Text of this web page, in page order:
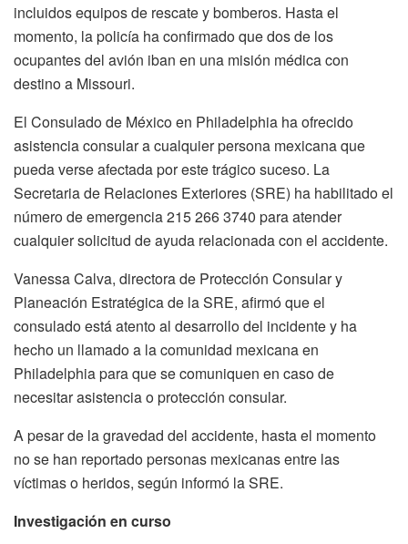
incluidos equipos de rescate y bomberos. Hasta el
momento, la policía ha confirmado que dos de los
ocupantes del avión iban en una misión médica con
destino a Missouri.
El Consulado de México en Philadelphia ha ofrecido
asistencia consular a cualquier persona mexicana que
pueda verse afectada por este trágico suceso. La
Secretaria de Relaciones Exteriores (SRE) ha habilitado el
número de emergencia 215 266 3740 para atender
cualquier solicitud de ayuda relacionada con el accidente.
Vanessa Calva, directora de Protección Consular y
Planeación Estratégica de la SRE, afirmó que el
consulado está atento al desarrollo del incidente y ha
hecho un llamado a la comunidad mexicana en
Philadelphia para que se comuniquen en caso de
necesitar asistencia o protección consular.
A pesar de la gravedad del accidente, hasta el momento
no se han reportado personas mexicanas entre las
víctimas o heridos, según informó la SRE.
Investigación en curso